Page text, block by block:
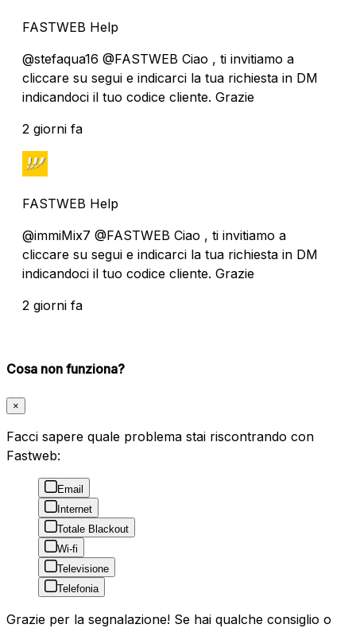
FASTWEB Help
@stefaqua16 @FASTWEB Ciao , ti invitiamo a
cliccare su segui e indicarci la tua richiesta in DM
indicandoci il tuo codice cliente. Grazie
2 giorni fa
FASTWEB Help
@immiMix7 @FASTWEB Ciao , ti invitiamo a
cliccare su segui e indicarci la tua richiesta in DM
indicandoci il tuo codice cliente. Grazie
2 giorni fa
Cosa non funziona?
×
Facci sapere quale problema stai riscontrando con
Fastweb:
Email
Internet
Totale Blackout
Wi-fi
Televisione
Telefonia
Grazie per la segnalazione! Se hai qualche consiglio o